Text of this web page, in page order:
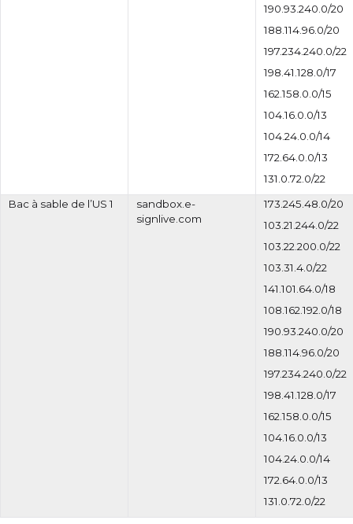
190.93.240.0/20
188.114.96.0/20
197.234.240.0/22
198.41.128.0/17
162.158.0.0/15
104.16.0.0/13
104.24.0.0/14
172.64.0.0/13
131.0.72.0/22
Bac à sable de l’US 1
sandbox.e-
signlive.com
173.245.48.0/20
103.21.244.0/22
103.22.200.0/22
103.31.4.0/22
141.101.64.0/18
108.162.192.0/18
190.93.240.0/20
188.114.96.0/20
197.234.240.0/22
198.41.128.0/17
162.158.0.0/15
104.16.0.0/13
104.24.0.0/14
172.64.0.0/13
131.0.72.0/22